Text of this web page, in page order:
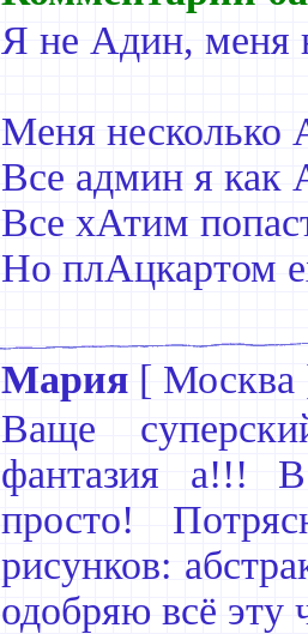
Я не Адин, меня
Меня несколько
Все админ я как
Все хАтим
Но плАцкартом
Мария [ Москва
Ваще
фантазия а!!!
просто!
рисунков:
одобряю всё